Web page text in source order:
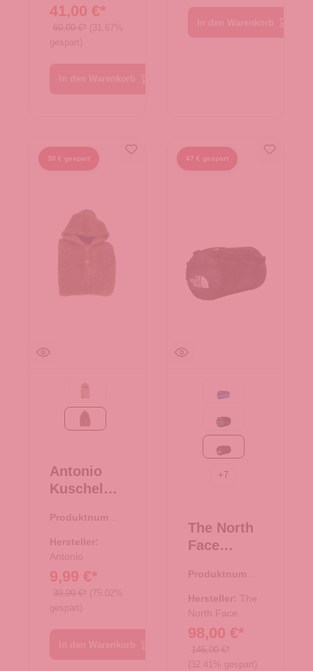
41,00 €*
60,00 €* (31.67%
gespart)
30 € gespart
braun
Antonio
Kuschel
Teddy
Oversize -
braun
Produktnumme
Hersteller:
Antonio
9,99 €*
39,99 €* (75.02%
gespart)
47 € gespart
Active blue
Evergreen-TNF Black
TNF Black
+7
The North
Face
e/Rucksac
k Base
Camp
Duffel S
TNF Black
Produktnumme
Hersteller: The
North Face
98,00 €*
145,00 €*
(32.41% gespart)